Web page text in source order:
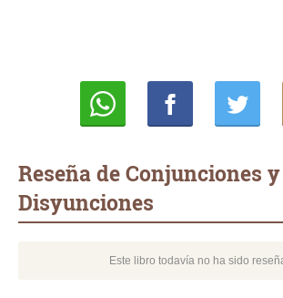
Reseña de Conjunciones y
Disyunciones
Este libro todavía no ha sido